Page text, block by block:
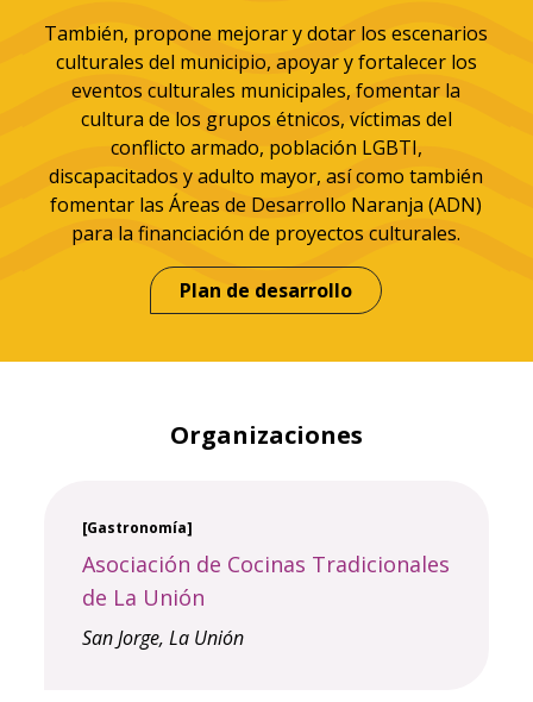
También, propone mejorar y dotar los escenarios
culturales del municipio, apoyar y fortalecer los
eventos culturales municipales, fomentar la
cultura de los grupos étnicos, víctimas del
conflicto armado, población LGBTI,
discapacitados y adulto mayor, así como también
fomentar las Áreas de Desarrollo Naranja (ADN)
para la financiación de proyectos culturales.
Plan de desarrollo
Organizaciones
[Gastronomía]
Asociación de Cocinas Tradicionales
de La Unión
San Jorge, La Unión